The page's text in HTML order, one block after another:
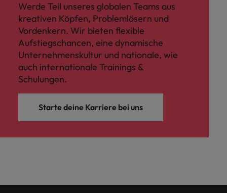
Werde Teil unseres globalen Teams aus
kreativen Köpfen, Problemlösern und
Vordenkern. Wir bieten flexible
Aufstiegschancen, eine dynamische
Unternehmenskultur und nationale, wie
auch internationale Trainings &
Schulungen.
Starte deine Karriere bei uns